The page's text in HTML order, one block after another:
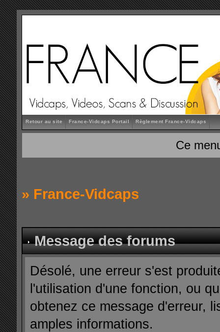
Retour au site France-Vidcaps Portail Règlement France-Vidcaps
Ce
» France-Vidcaps
Message des forums
Désolé, une erreur s'est
l'utilisation d'une fonction, ou
obtenez ce message d'erreur,
amples informations.